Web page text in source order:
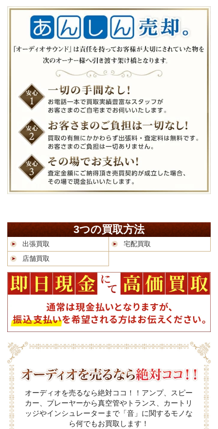
3つの買取方法
出張買取
宅配買取
店舗買取
オーディオを売るなら絶対ココ！！アンプ、スピー
カー、プレーヤーから真空管やトランス、カートリ
ッジやインシュレーターまで「音」に関するモノな
ら何でもお買取します！